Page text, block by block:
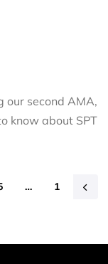
our second AMA,
know about SPT
1
…